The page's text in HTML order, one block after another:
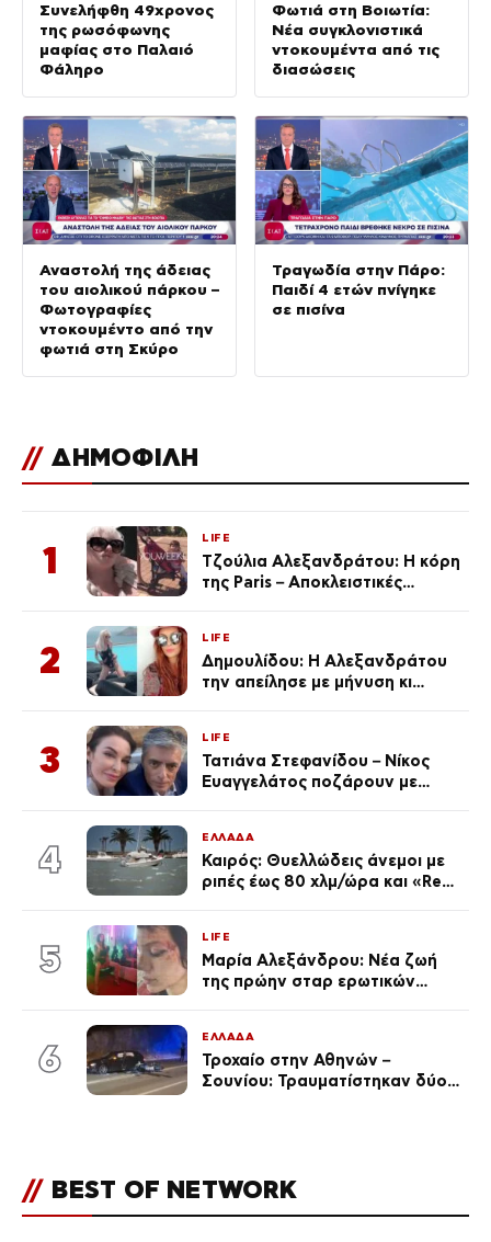
Συνελήφθη 49χρονος
της ρωσόφωνης
μαφίας στο Παλαιό
Φάληρο
Φωτιά στη Βοιωτία:
Νέα συγκλονιστικά
ντοκουμέντα από τις
διασώσεις
Αναστολή της άδειας
του αιολικού πάρκου –
Φωτογραφίες
ντοκουμέντο από την
φωτιά στη Σκύρο
Τραγωδία στην Πάρο:
Παιδί 4 ετών πνίγηκε
σε πισίνα
// ΔΗΜΟΦΙΛΗ
1
LIFE
Τζούλια Αλεξανδράτου: Η κόρη
της Paris – Αποκλειστικές
2
LIFE
Δημουλίδου: Η Αλεξανδράτου
την απείλησε με μήνυση κι
ποια είσαι σοκαρίστικα»
3
LIFE
Τατιάνα Στεφανίδου – Νίκος
Ευαγγελάτος ποζάρουν με
4
ΕΛΛΑΔΑ
Καιρός: Θυελλώδεις άνεμοι με
ριπές έως 80 χλμ/ώρα και «Red
5
LIFE
Μαρία Αλεξάνδρου: Νέα ζωή
της πρώην σταρ ερωτικών
(Φωτογραφίες)
6
ΕΛΛΑΔΑ
Τροχαίο στην Αθηνών –
Σουνίου: Τραυματίστηκαν δύο
// BEST OF NETWORK